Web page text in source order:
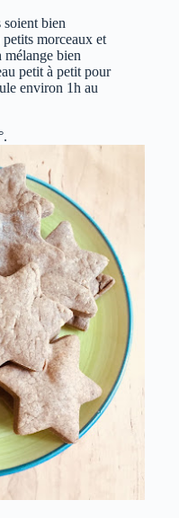
soient bien
morceaux et
mélange bien
petit à petit pour
environ 1h au